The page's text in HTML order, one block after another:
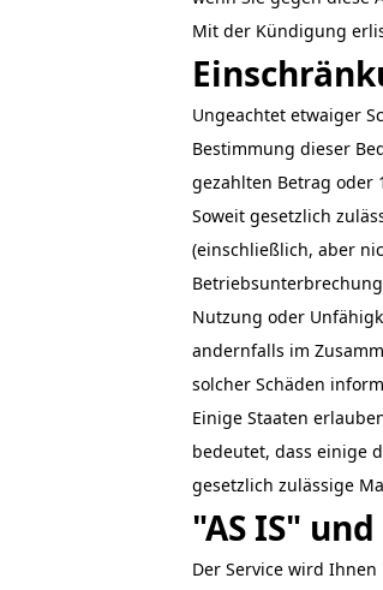
Mit der Kündigung
Ungeachtet etwaiger
Bestimmung dieser
gezahlten Betrag oder
Soweit gesetzlich
(einschließlich, aber
Nutzung oder
andernfalls im
solcher Schäden
Einige Staaten
bedeutet, dass einige
gesetzlich zulässige
"AS IS"
Der Service wird Ihnen